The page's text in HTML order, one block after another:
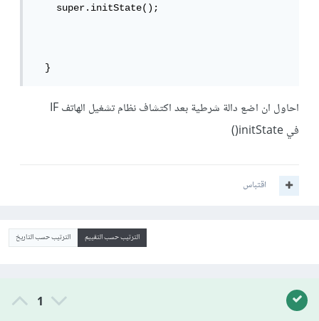
    super.initState();
  }
احاول ان اضع دالة شرطية بعد اكتشاف نظام تشغيل الهاتف IF
في initState()
اقتباس
الترتيب حسب التقييم الترتيب حسب التاريخ
1